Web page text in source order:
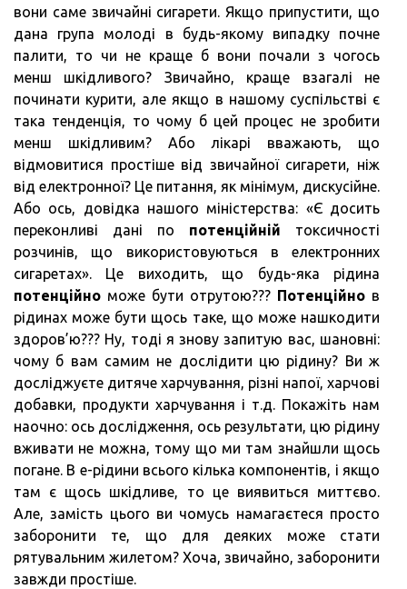
вони саме звичайні сигарети. Якщо припустити, що
дана група молоді в будь-якому випадку почне
палити, то чи не краще б вони почали з чогось
менш шкідливого? Звичайно, краще взагалі не
починати курити, але якщо в нашому суспільстві є
така тенденція, то чому б цей процес не зробити
менш шкідливим? Або лікарі вважають, що
відмовитися простіше від звичайної сигарети, ніж
від електронної? Це питання, як мінімум, дискусійне.
Або ось, довідка нашого міністерства: «Є досить
переконливі дані по потенційній токсичності
розчинів, що використовуються в електронних
сигаретах». Це виходить, що будь-яка рідина
потенційно може бути отрутою??? Потенційно в
рідинах може бути щось таке, що може нашкодити
здоров’ю??? Ну, тоді я знову запитую вас, шановні:
чому б вам самим не дослідити цю рідину? Ви ж
досліджуєте дитяче харчування, різні напої, харчові
добавки, продукти харчування і т.д. Покажіть нам
наочно: ось дослідження, ось результати, цю рідину
вживати не можна, тому що ми там знайшли щось
погане. В е-рідини всього кілька компонентів, і якщо
там є щось шкідливе, то це виявиться миттєво.
Але, замість цього ви чомусь намагаєтеся просто
заборонити те, що для деяких може стати
рятувальним жилетом? Хоча, звичайно, заборонити
завжди простіше.